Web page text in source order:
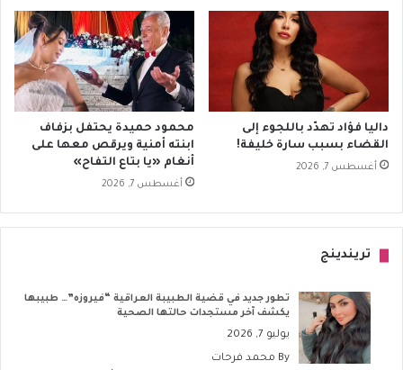
داليا فؤاد تهدّد باللجوء إلى
القضاء بسبب سارة خليفة!
أغسطس 7, 2026
محمود حميدة يحتفل بزفاف
ابنته أمنية ويرقص معها على
أنغام «يا بتاع التفاح»
أغسطس 7, 2026
تريندينج
تطور جديد في قضية الطبيبة العراقية “فيروزه”… طبيبها
يكشف آخر مستجدات حالتها الصحية
يوليو 7, 2026
By محمد فرحات